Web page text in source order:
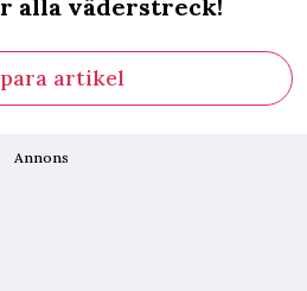
alla väderstreck!
artikel
Annons